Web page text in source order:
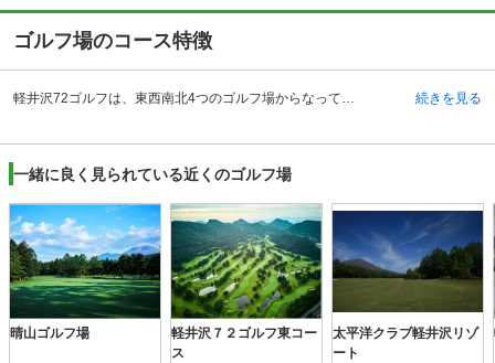
ゴルフ場のコース特徴
軽井沢72ゴルフは、東西南北4つのゴルフ場からなっています。特に北コースは軽井沢72の中でも一番ハイグレードなコースで、毎年夏にプロトーナメントが行われているほどです。各ホールごとに個性があり、ダイナミックなショットが楽しめるホールや、ウォーターハザードやバンカーが多数ある戦略性の高いホールなど、攻略しがいのある18ホールとなっています。中でも名物ホールは、奥行40メートルのスリリングな2段グリーンが特徴の最終ホールです。グリーン手前のせり出した池がプレッシャーをかけるホールで、池を警戒しすぎると奥のバンカーにつかまる危険性を秘めていて、毎年のトーナメントでも数々のドラマを生んだおなじみのホールです。 続きを見る
一緒に良く見られている近くのゴルフ場
晴山ゴルフ場
軽井沢７２ゴルフ東コー
ス
太平洋クラブ軽井沢リゾ
ート